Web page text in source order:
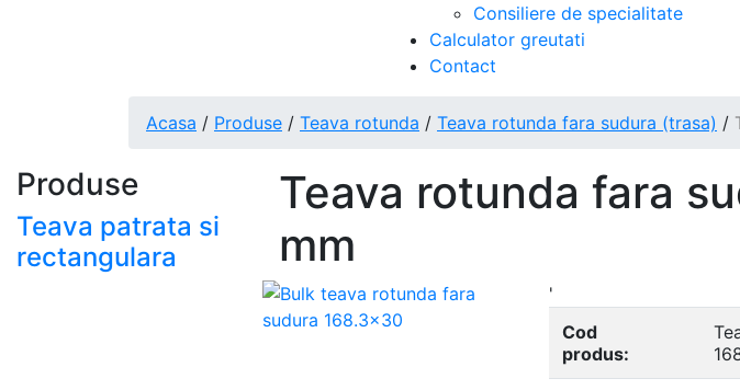
Consiliere de specialitate
Calculator greutati
Contact
Acasa / Produse / Teava rotunda / Teava rotunda fara sudura (trasa) /
Produse
Teava patrata si
rectangulara
Teava rotunda fara
mm
'
Cod
produs: